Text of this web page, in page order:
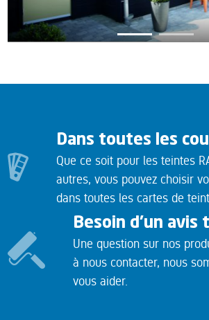
Dans toutes les
Que ce soit pour les teintes
autres, vous pouvez choisir
dans toutes les cartes de
Besoin d'un avis
Une question sur nos
à nous contacter, nous
vous aider.